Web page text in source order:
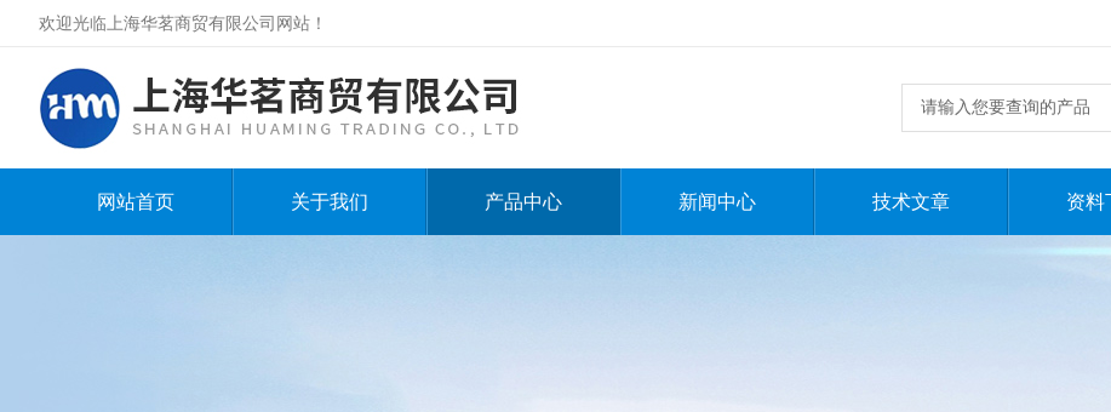
欢迎光临上海华茗商贸有限公司网站！
网站首页 关于我们 产品中心 新闻中心 技术文章 资料